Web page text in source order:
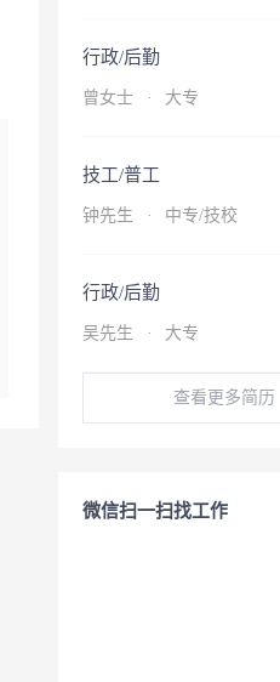
行政/后勤
曾女士 · 大专
技工/普工
钟先生 · 中专/技校
行政/后勤
吴先生 · 大专
查看更多简历
微信扫一扫找工作